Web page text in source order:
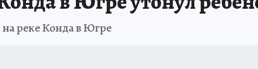
реке Конда в Югре